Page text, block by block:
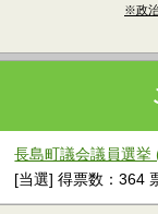
※政
長島町議会議員選
[当選] 得票数：364